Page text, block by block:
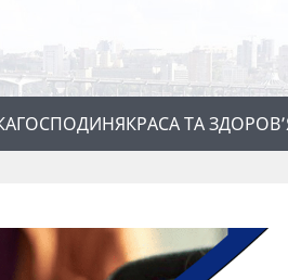
ГОСПОДИНЯКРАСА ТА